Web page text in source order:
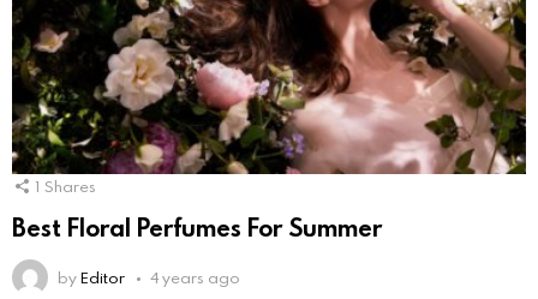
1 Shares
Best Floral Perfumes For Summer
byEditor 4 years ago